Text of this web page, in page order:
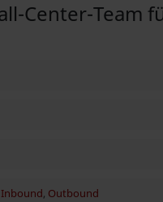
Center-Team
Inbound, Outbound